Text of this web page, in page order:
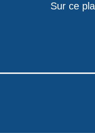
Sur ce